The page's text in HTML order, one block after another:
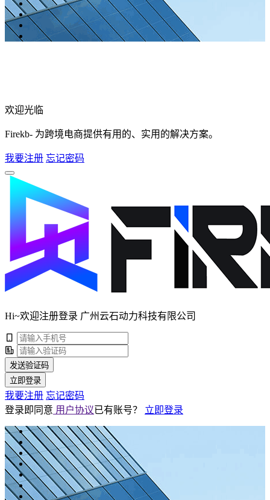
欢迎光临
Firekb- 为跨境电商提供有用的、实用的解决方案。
我要注册 忘记密码
Hi~欢迎注册登录 广州云石动力科技有限公司
发送验证码
立即登录
我要注册 忘记密码
登录即同意 用户协议已有账号？ 立即登录